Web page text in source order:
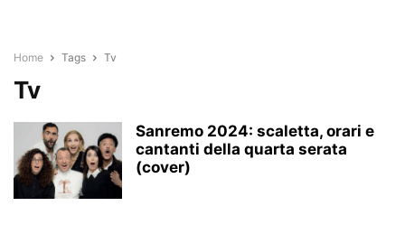
Home Tags Tv
Tv
Sanremo 2024: scaletta, orari e
cantanti della quarta serata
(cover)